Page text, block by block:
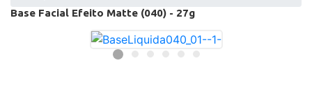
Base Facial Efeito Matte (040) - 27g